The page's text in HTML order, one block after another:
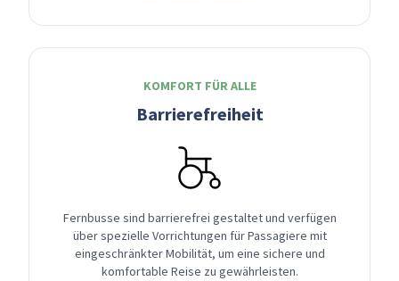
KOMFORT FÜR ALLE
Barrierefreiheit
Fernbusse sind barrierefrei gestaltet und verfügen
über spezielle Vorrichtungen für Passagiere mit
eingeschränkter Mobilität, um eine sichere und
komfortable Reise zu gewährleisten.